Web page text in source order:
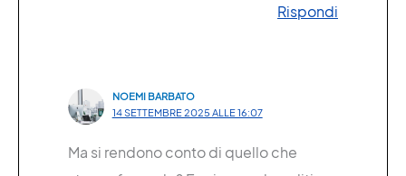
Rispondi
NOEMI BARBATO
14 SETTEMBRE 2025 ALLE 16:07
Ma si rendono conto di quello che